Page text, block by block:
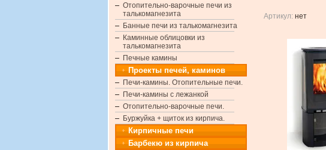
Отопительно-варочные печи из
талькомагнезита
Банные печи из талькомагнезита
Каминные облицовки из
талькомагнезита
Печные камины
Проекты печей, каминов
Печи-камины. Отопительные печи.
Печи-камины с лежанкой
Отопительно-варочные печи.
Буржуйка + щиток из кирпича.
Кирпичные печи
Барбекю из кирпича
Артикул: нет